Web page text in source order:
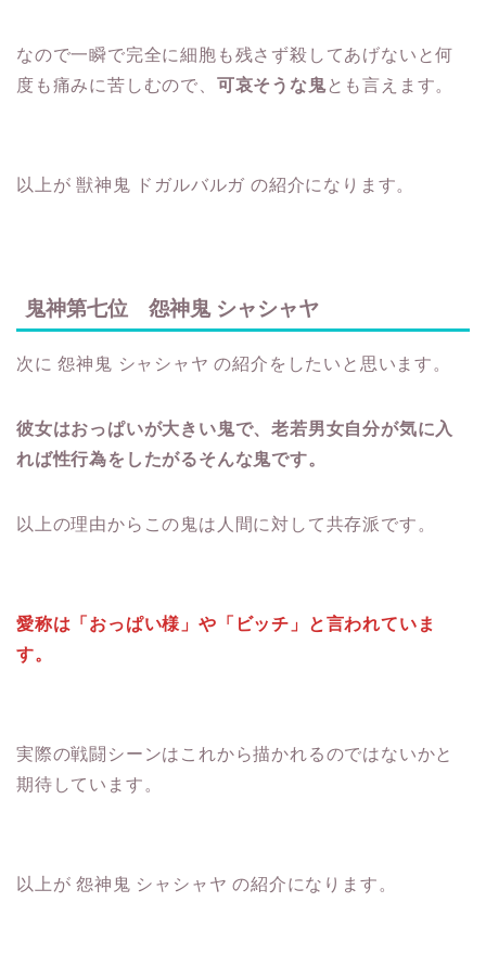
なので一瞬で完全に細胞も残さず殺してあげないと何
度も痛みに苦しむので、 可哀そうな鬼とも言えます。
以上が 獣神鬼 ドガルバルガ の紹介になります。
鬼神第七位 怨神鬼 シャシャヤ
次に 怨神鬼 シャシャヤ の紹介をしたいと思います。
彼女はおっぱいが大きい鬼で、老若男女自分が気に入
れば性行為をしたがるそんな鬼です。
以上の理由からこの鬼は人間に対して共存派です。
愛称は「おっぱい様」や「ビッチ」と言われていま
す。
実際の戦闘シーンはこれから描かれるのではないかと
期待しています。
以上が 怨神鬼 シャシャヤ の紹介になります。